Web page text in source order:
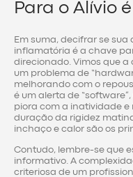
Para o Alívio
Em suma, decifrar se
inflamatória é a chave
direcionado. Vimos que
um problema de
melhorando com o
é um alerta de
piora com a inatividade
duração da rigidez
inchaço e calor são os
Contudo, lembre-se que
informativo. A
criteriosa de um